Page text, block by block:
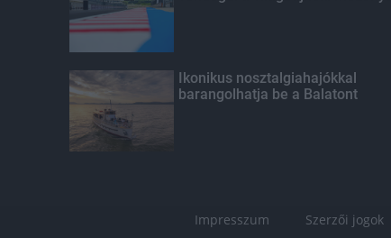
Ikonikus nosztalgiahajókkal
barangolhatja be a Balatont
Impresszum Szerzői jogok